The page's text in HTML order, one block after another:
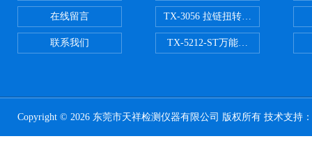
在线留言
联系我们
TX-3056 拉链扭转试验机
TX-5212-ST万能磨耗试验机（
Copyright © 2026 东莞市天祥检测仪器有限公司 版权所有 技术支持：